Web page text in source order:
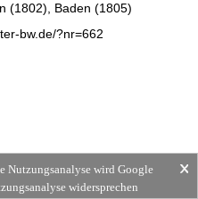
(1802), Baden (1805)
bw.de/?nr=662
Nutzungsanalyse wird Google
widersprechen